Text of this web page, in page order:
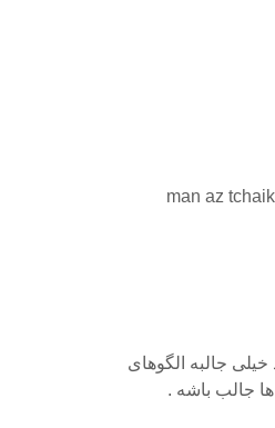
man az
خیلی جالبه الگوهای
جالب باشه .